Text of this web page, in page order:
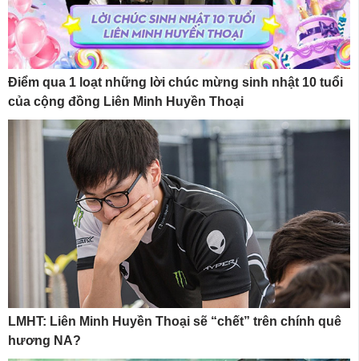
Điểm qua 1 loạt những lời chúc mừng sinh nhật 10 tuổi
của cộng đồng Liên Minh Huyền Thoại
LMHT: Liên Minh Huyền Thoại sẽ “chết” trên chính quê
hương NA?